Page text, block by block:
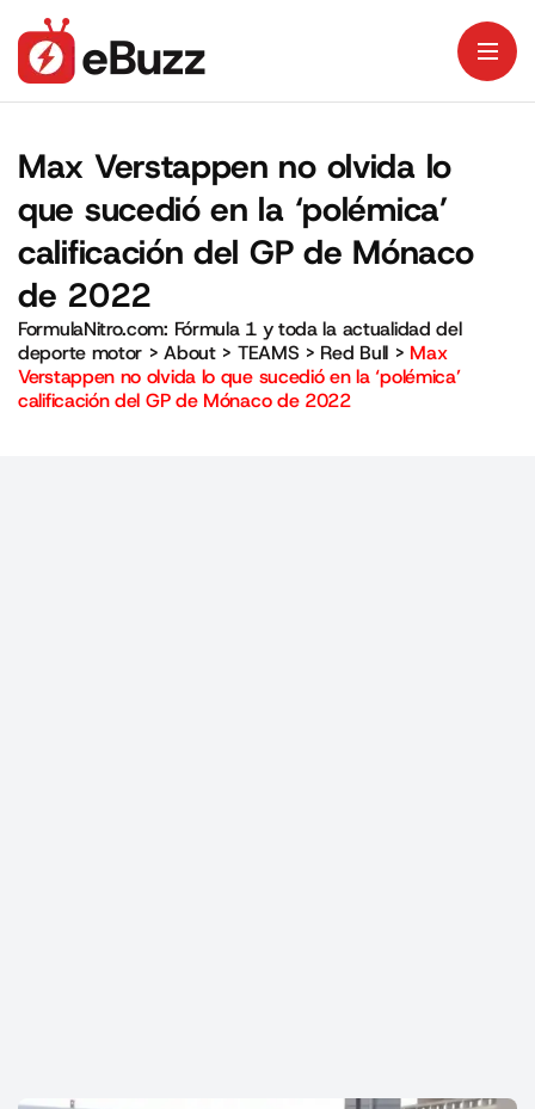
Max Verstappen no olvida lo
que sucedió en la ‘polémica’
calificación del GP de Mónaco
de 2022
FormulaNitro.com: Fórmula 1 y toda la actualidad del
deporte motor >About> TEAMS > Red Bull > Max
Verstappen no olvida lo que sucedió en la ‘polémica’
calificación del GP de Mónaco de 2022